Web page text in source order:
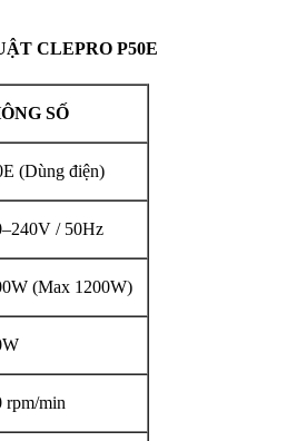
CLEPRO P50E
SỐ
(Dùng điện)
/ 50Hz
(Max 1200W)
rpm/min